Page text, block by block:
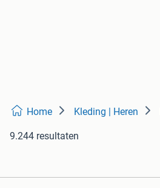
Home Kleding | Heren
9.244 resultaten